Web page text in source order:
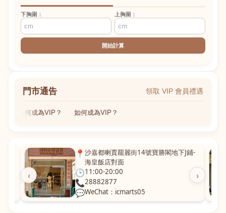
下胸圍： 上胸圍：
開始計算
門市通告 領取 VIP 會員禮遇
如何成為VIP？ 如何成為VIP？
‹ ›
📍 沙嘉都喇賈罷麗街14號寶勝閣地下J鋪-
海皇飯店對面
🕒11:00-20:00
📞28882877
💬WeChat：icmarts05